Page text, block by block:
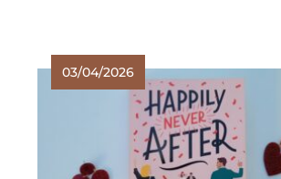
03/04/2026